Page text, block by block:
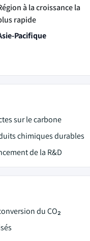
à la croissance la
rapide
Pacifique
sur le carbone
chimiques durables
de la R&D
du CO₂